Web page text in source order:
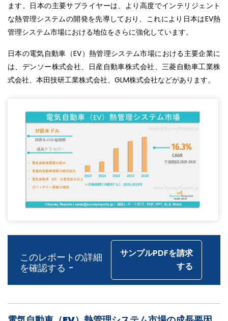
ます。日本の主要サプライヤーは、より高度でインテリジェント
な熱管理システムの開発を先導しており、これにより日本はEV熱
管理システム市場における地位をさらに強化しています。
日本の電気自動車（EV）熱管理システム市場における主要企業に
は、デンソー株式会社、日産自動車株式会社、三菱自動車工業株
式会社、本田技研工業株式会社、GLM株式会社などがあります。
このレポートの詳細
を確認する -
サンプルPDFを請求
する